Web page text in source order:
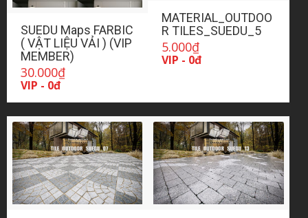
SUEDU Maps FARBIC
( VẬT LIỆU VẢI ) (VIP
MEMBER)
30.000₫
VIP - 0đ
MATERIAL_OUTDOO
R TILES_SUEDU_5
5.000₫
VIP - 0đ